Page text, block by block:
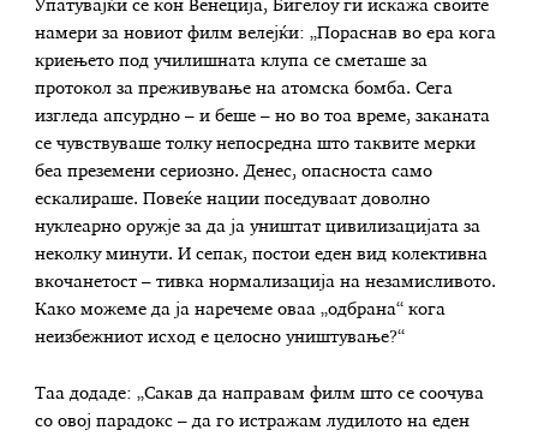
Упатувајќи се кон Венеција, Бигелоу ги искажа своите
намери за новиот филм велејќи: „Пораснав во ера кога
криењето под училишната клупа се сметаше за
протокол за преживување на атомска бомба. Сега
изгледа апсурдно – и беше – но во тоа време, заканата
се чувствуваше толку непосредна што таквите мерки
беа преземени сериозно. Денес, опасноста само
ескалираше. Повеќе нации поседуваат доволно
нуклеарно оружје за да ја уништат цивилизацијата за
неколку минути. И сепак, постои еден вид колективна
вкочанетост – тивка нормализација на незамисливото.
Како можеме да ја наречеме оваа „одбрана“ кога
неизбежниот исход е целосно уништување?“
Таа додаде: „Сакав да направам филм што се соочува
со овој парадокс – да го истражам лудилото на еден